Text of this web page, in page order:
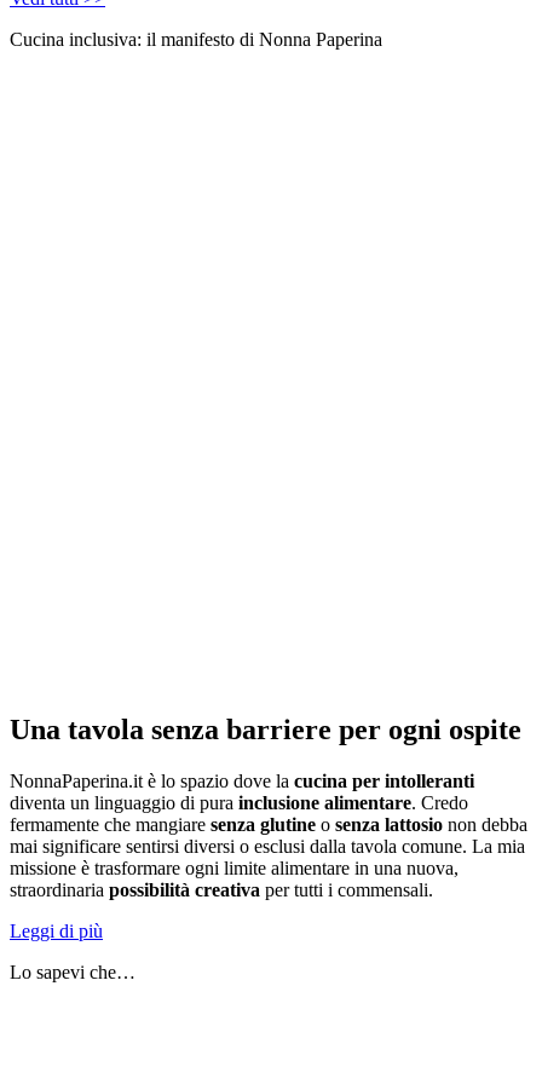
Cucina inclusiva: il manifesto di Nonna Paperina
Una tavola senza barriere per ogni ospite
NonnaPaperina.it è lo spazio dove la cucina per intolleranti
diventa un linguaggio di pura inclusione alimentare. Credo
fermamente che mangiare senza glutine o senza lattosio non debba
mai significare sentirsi diversi o esclusi dalla tavola comune. La mia
missione è trasformare ogni limite alimentare in una nuova,
straordinaria possibilità creativa per tutti i commensali.
Leggi di più
Lo sapevi che…